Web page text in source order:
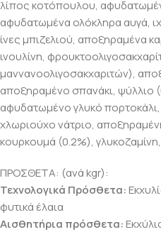
λίπος κοτόπουλου,
αφυδατωμένα ολόκληρα αυγά,
ίνες μπιζελιού, αποξηραμένα
ινουλίνη,
μαννανοολιγοσακχαριτών),
αποξηραμένο σπανάκι, ψύλλιο
αφυδατωμένο γλυκό
χλωριούχο νάτριο,
κουρκουμά (0.2%), γλυκοζαμίνη,
ΠΡΟΣΘΕΤΑ: (ανά kgr):
Τεχνολογικά Πρόσθετα:
φυτικά έλαια
Αισθητήρια πρόσθετα: